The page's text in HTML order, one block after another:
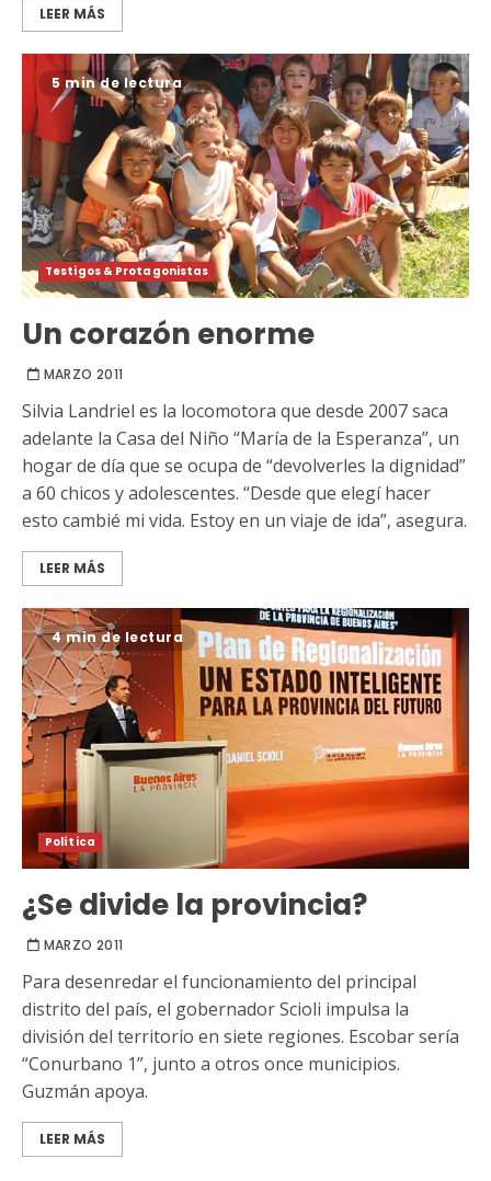
LEER MÁS
5 min de lectura
Testigos & Protagonistas
Un corazón enorme
MARZO 2011
Silvia Landriel es la locomotora que desde 2007 saca
adelante la Casa del Niño “María de la Esperanza”, un
hogar de día que se ocupa de “devolverles la dignidad”
a 60 chicos y adolescentes. “Desde que elegí hacer
esto cambié mi vida. Estoy en un viaje de ida”, asegura.
LEER MÁS
4 min de lectura
Política
¿Se divide la provincia?
MARZO 2011
Para desenredar el funcionamiento del principal
distrito del país, el gobernador Scioli impulsa la
división del territorio en siete regiones. Escobar sería
“Conurbano 1”, junto a otros once municipios.
Guzmán apoya.
LEER MÁS